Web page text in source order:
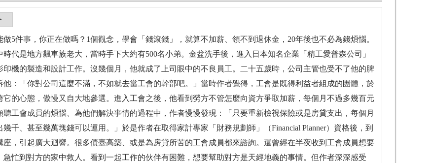
做5件事，你正在做嗎？1個觀念，學會「錢滾錢」，就算不加薪、領不到退休金，20年後也不必為錢煩惱。
時代是地方飆車族老大，當時手下大約有500名小弟。金盆洗手後，進入日本知名企業「精工愛普森公司」
印機的製造和設計工作。沒幾個月，他就成了上司眼中的不良員工。二十五歲時，公司主管也受不了他的脾
他：「你對公司這麼不滿，不如就去當工會的幹部吧。」當時作者覺得，工會是既得利益者組成的團體，於
它的心態，傲慢又自大地參選。進入工會之後，他看到勞方不管怎麼向資方爭取加薪，每個月不過多幾百元
聽工會成員的煩惱、為他們解決事情的過程中，作者慢慢發現：「只要重新檢視保險或是房貸支出，每個月
幾千、甚至幾萬塊錢可以運用。」於是作者在取得家計專家「財務規劃師」（Financial Planner）資格後，到
座，引起廣大迴響。很多債臺高築、或是為房貸所苦的工會成員都來諮詢。還曾經在半夜收到工會成員想要
急忙到對方的家中救人。看到一起工作的伙伴有困難，想要幫助對方是天經地義的事情。但作者深深感受